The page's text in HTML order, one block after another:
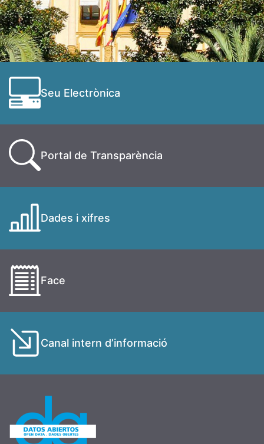
Seu Electrònica
Portal de Transparència
Dades i xifres
Face
Canal intern d’informació